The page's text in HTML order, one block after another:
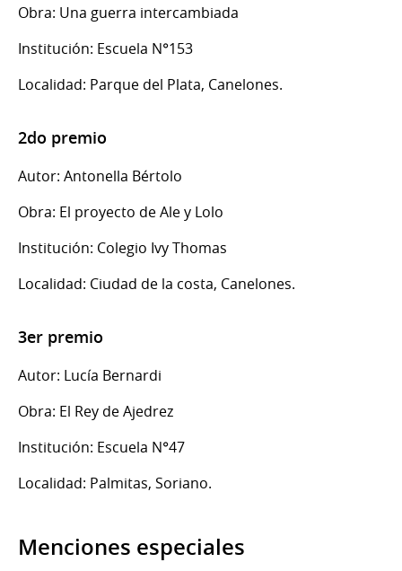
Obra: Una guerra intercambiada
Institución: Escuela N°153
Localidad: Parque del Plata, Canelones.
2do premio
Autor: Antonella Bértolo
Obra: El proyecto de Ale y Lolo
Institución: Colegio Ivy Thomas
Localidad: Ciudad de la costa, Canelones.
3er premio
Autor: Lucía Bernardi
Obra: El Rey de Ajedrez
Institución: Escuela N°47
Localidad: Palmitas, Soriano.
Menciones especiales